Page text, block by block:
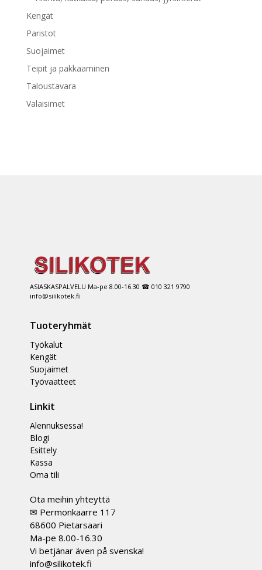
Kengät
Paristot
Suojaimet
Teipit ja pakkaaminen
Taloustavara
Valaisimet
ASIASKASPALVELU Ma-pe 8.00-16.30 ☎ 010 321 9790
info@silikotek.fi
Tuoteryhmät
Työkalut
Kengät
Suojaimet
Työvaatteet
Linkit
Alennuksessa!
Blogi
Esittely
Kassa
Oma tili
Ota meihin yhteyttä
✉ Permonkaarre 117
68600 Pietarsaari
Ma-pe 8.00-16.30
Vi betjänar även på svenska!
info@silikotek.fi